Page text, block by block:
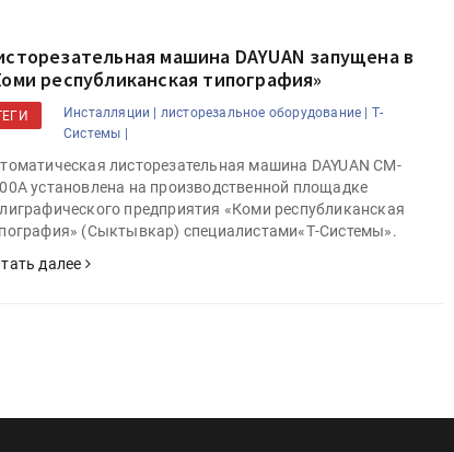
машина DAYUAN запущена в
республиканская типография»
Инсталляции | листорезальное оборудование |
Т-
Системы |
листорезательная машина DAYUAN CM-
установлена на производственной площадке
предприятия «Коми республиканская
(Сыктывкар) специалистами«Т-Системы».
далее